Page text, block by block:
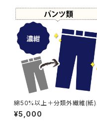
綿50%以上＋分類外繊維(紙)
濃紺染め パンツ 【元色：紺(Nav
y) - 色あせあり】 -染め直し[ネ
¥5,000